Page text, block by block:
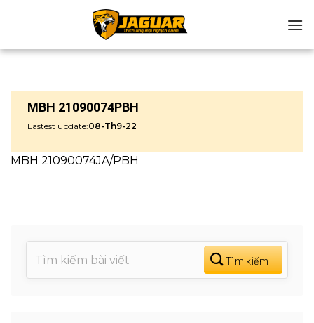
MBH 21090074PBH
Lastest update:08-Th9-22
MBH 21090074JA/PBH